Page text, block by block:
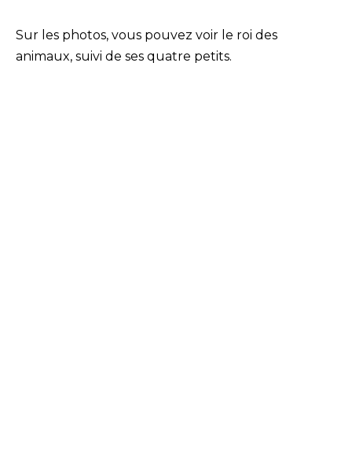
Sur les photos, vous pouvez voir le roi des
animaux, suivi de ses quatre petits.